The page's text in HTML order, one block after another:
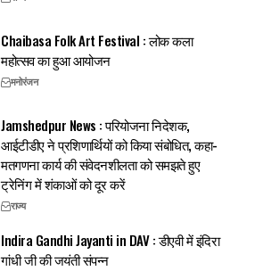
Chaibasa Folk Art Festival : लोक कला
महोत्सव का हुआ आयोजन
मनोरंजन
Jamshedpur News : परियोजना निदेशक,
आईटीडीए ने प्रशिणार्थियों को किया संबोधित, कहा-
मतगणना कार्य की संवेदनशीलता को समझते हुए
ट्रेनिंग में शंकाओं को दूर करें
राज्य
Indira Gandhi Jayanti in DAV : डीएवी में इंदिरा
गांधी जी की जयंती संपन्न